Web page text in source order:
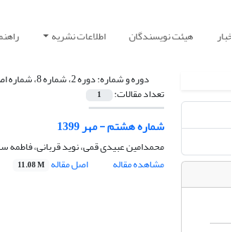
هیئت نویسندگان اطلاعات نشریه
دوره و شماره:دوره 2، شماره 8، شماره اصلی، مهر 1399
تعداد مقالات: 1
شماره هشتم - مهر 1399
محمدامین عبیدی قمی، نوید قربانی،
مشاهده مقاله
اصل مقاله 11.08 M